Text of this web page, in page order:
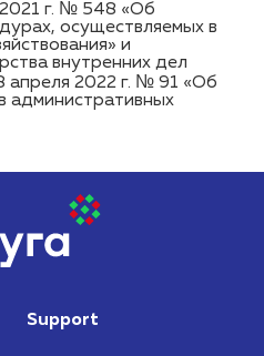
г. № 548 «Об
осуществляемых в
и
внутренних дел
апреля 2022 г. № 91 «Об
административных
Support